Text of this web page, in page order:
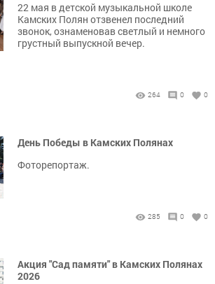
22 мая в детской музыкальной школе
Камских Полян отзвенел последний
звонок, ознаменовав светлый и немного
грустный выпускной вечер.
264 0 0
День Победы в Камских Полянах
Фоторепортаж.
285 0 0
Акция "Сад памяти" в Камских Полянах
2026